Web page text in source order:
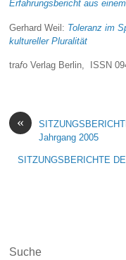
Erfahrungsbericht aus
Gerhard Weil: Toleranz im
kultureller Pluralität
trafo Verlag Berlin, ISSN
«
Jahrgang 2005
SITZUNGSBERICHTE
Suche